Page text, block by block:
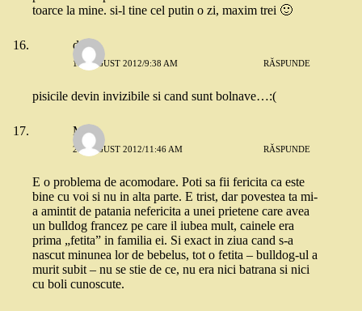
toarce la mine. si-l tine cel putin o zi, maxim trei 🙂
dana
19 AUGUST 2012/9:38 AM RĂSPUNDE
pisicile devin invizibile si cand sunt bolnave…:(
M
20 AUGUST 2012/11:46 AM RĂSPUNDE
E o problema de acomodare. Poti sa fii fericita ca este
bine cu voi si nu in alta parte. E trist, dar povestea ta mi-
a amintit de patania nefericita a unei prietene care avea
un bulldog francez pe care il iubea mult, cainele era
prima „fetita” in familia ei. Si exact in ziua cand s-a
nascut minunea lor de bebelus, tot o fetita – bulldog-ul a
murit subit – nu se stie de ce, nu era nici batrana si nici
cu boli cunoscute.